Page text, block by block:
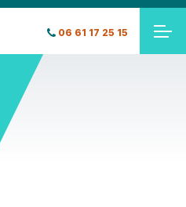
06 61 17 25 15